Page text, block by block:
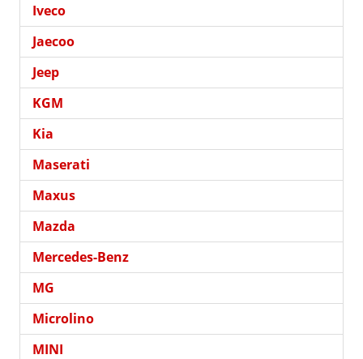
Iveco
Jaecoo
Jeep
KGM
Kia
Maserati
Maxus
Mazda
Mercedes-Benz
MG
Microlino
MINI